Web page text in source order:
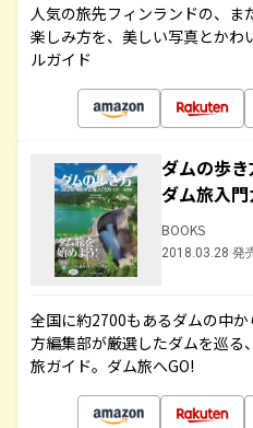
人気の旅先フィンランドの、ま
楽しみ方を、美しい写真とかわ
ルガイド
ダムの歩
ダム旅入
BOOKS
2018.03.28 発
全国に約2700もあるダムの中
方編集部が厳選したダムを巡る
旅ガイド。ダム旅へGO!